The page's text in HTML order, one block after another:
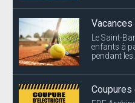
Le Saint-
enfants à
pendant les...
Coupures